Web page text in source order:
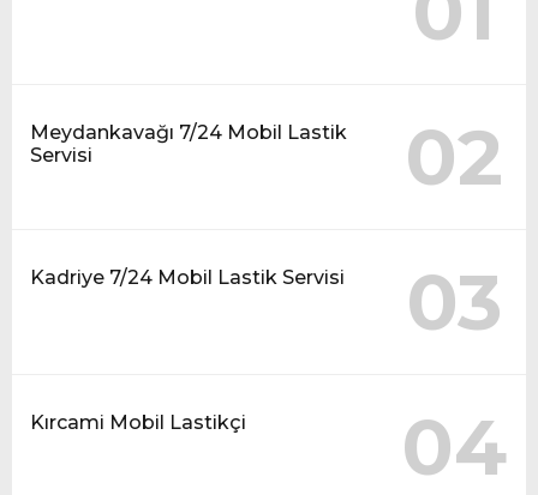
Meydankavağı 7/24 Mobil Lastik
Servisi
02
Kadriye 7/24 Mobil Lastik Servisi 03
Kırcami Mobil Lastikçi 04